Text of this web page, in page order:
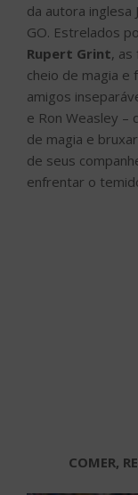
da autora inglesa
GO. Estrelados
Rupert Grint, as
cheio de magia e
amigos
e Ron Weasley –
de magia e
de seus
enfrentar o
COMER,